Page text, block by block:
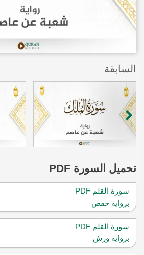
السابقة
تحميل السورة PDF
سورة القلم PDF
برواية حفص
سورة القلم PDF
برواية ورش